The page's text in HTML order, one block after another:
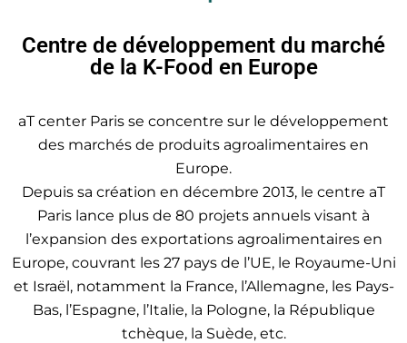
Centre de développement du marché
de la K-Food en Europe
aT center Paris se concentre sur le développement
des marchés de produits agroalimentaires en
Europe.
Depuis sa création en décembre 2013, le centre aT
Paris lance plus de 80 projets annuels visant à
l’expansion des exportations agroalimentaires en
Europe, couvrant les 27 pays de l’UE, le Royaume-Uni
et Israël, notamment la France, l’Allemagne, les Pays-
Bas, l’Espagne, l’Italie, la Pologne, la République
tchèque, la Suède, etc.